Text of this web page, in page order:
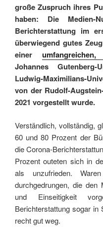
große Zuspruch ihres
haben: Die Medien-
Berichterstattung im
überwiegend gutes
einer
Johannes
Ludwig-Maximilians-
von der Rudolf-
2021 vorgestellt wurde.
Verständlich, vollständig,
60 und 80 Prozent der
die Corona-
Prozent outeten sich in
als unzufrieden.
durchgedrungen, die den
und Einseitigkeit
Berichterstattung sogar in
recht gut weg.